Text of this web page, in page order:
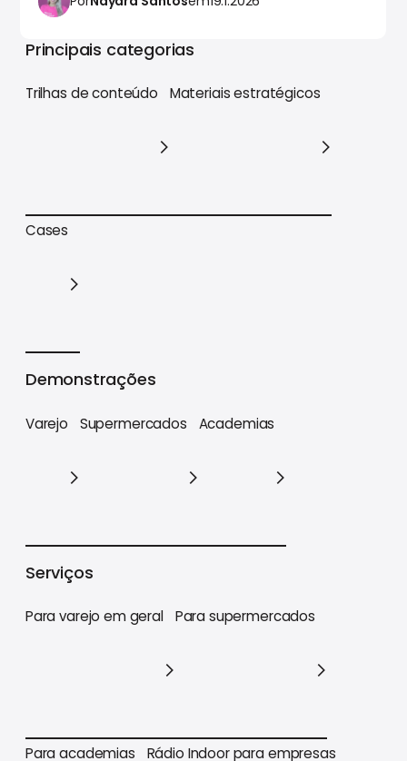
Principais categorias
Trilhas de conteúdo
Trilhas de conteúdo
Materiais estratégicos
Cases
Demonstrações
Varejo Supermercados Academias
Serviços
Para varejo em geral
Para varejo em geral
Para supermercados
Para supermercados
Para academias Rádio Indoor para empresas